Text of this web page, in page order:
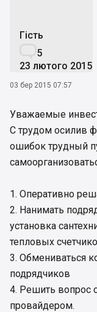
Гість
5
23 лютого 2015
03 бер 2015 07:57
Уважаемые
С трудом осилив
ошибок трудный
1. Оперативно
2. Нанимать
установка
тепловых
3. Обмениваться
подрядчиков
4. Решить вопрос
провайдером.